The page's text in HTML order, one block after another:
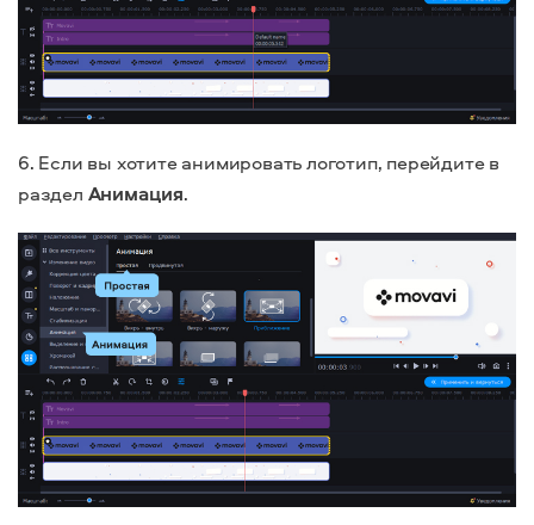
6. Если вы хотите анимировать логотип, перейдите в
раздел Анимация.